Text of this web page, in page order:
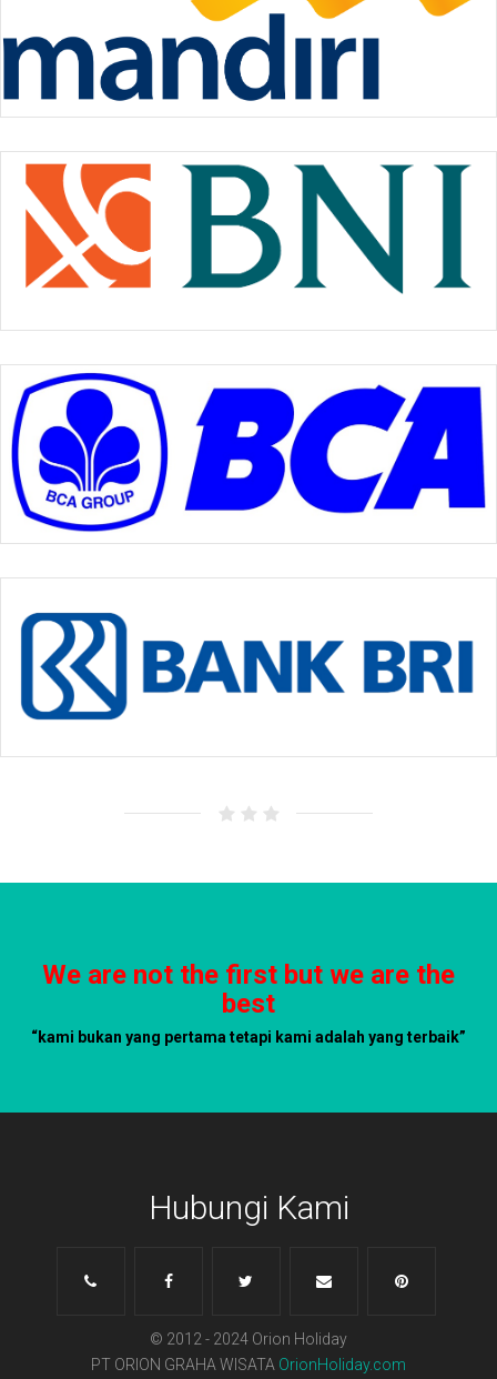
We are not the first but we are the
best
“kami bukan yang pertama tetapi kami adalah yang terbaik”
Hubungi Kami
© 2012 - 2024 Orion Holiday
PT ORION GRAHA WISATA OrionHoliday.com